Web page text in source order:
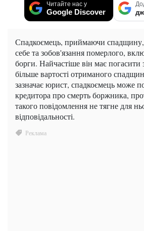
Читайте нас у
Google Discover
Спадкоємець, приймаючи спадщину,
себе та зобов'язання померлого,
борги. Найчастіше він має погасити
більше вартості отриманого
зазначає юрист, спадкоємець може
кредитора про смерть боржника,
такого повідомлення не тягне для
відповідальності.